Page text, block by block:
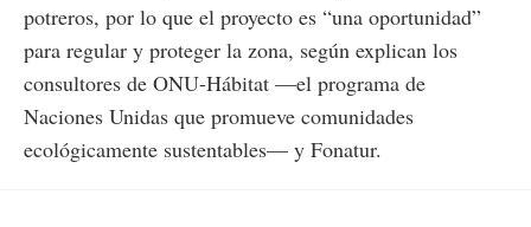
potreros, por lo que el proyecto es “una oportunidad”
para regular y proteger la zona, según explican los
consultores de ONU-Hábitat —el programa de
Naciones Unidas que promueve comunidades
ecológicamente sustentables— y Fonatur.